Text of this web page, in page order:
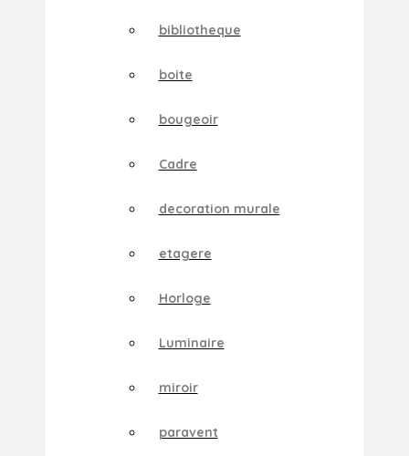
bibliotheque
boite
bougeoir
Cadre
decoration murale
etagere
Horloge
Luminaire
miroir
paravent